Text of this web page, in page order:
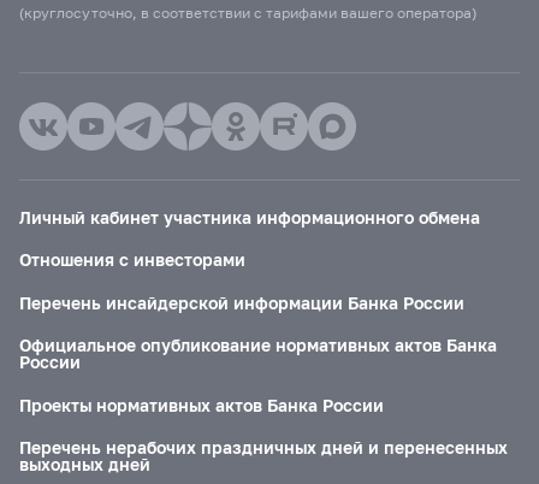
(круглосуточно, в соответствии с тарифами вашего оператора)
Личный кабинет участника информационного обмена
Отношения с инвесторами
Перечень инсайдерской информации Банка России
Официальное опубликование нормативных актов Банка
России
Проекты нормативных актов Банка России
Перечень нерабочих праздничных дней и перенесенных
выходных дней